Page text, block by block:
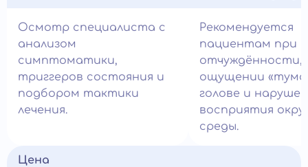
Осмотр специалиста с
анализом
симптоматики,
триггеров состояния и
подбором тактики
лечения.
Рекомендуется
пациентам при
отчуждённости,
ощущении
голове и
восприятия
среды.
Цена